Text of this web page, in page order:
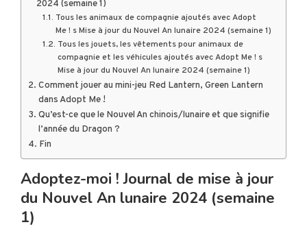
2024 (semaine 1)
Tous les animaux de compagnie ajoutés avec Adopt
Me ! s Mise à jour du Nouvel An lunaire 2024 (semaine 1)
Tous les jouets, les vêtements pour animaux de
compagnie et les véhicules ajoutés avec Adopt Me ! s
Mise à jour du Nouvel An lunaire 2024 (semaine 1)
Comment jouer au mini-jeu Red Lantern, Green Lantern
dans Adopt Me !
Qu’est-ce que le Nouvel An chinois/lunaire et que signifie
l’année du Dragon ?
Fin
Adoptez-moi ! Journal de mise à jour
du Nouvel An lunaire 2024 (semaine
1)